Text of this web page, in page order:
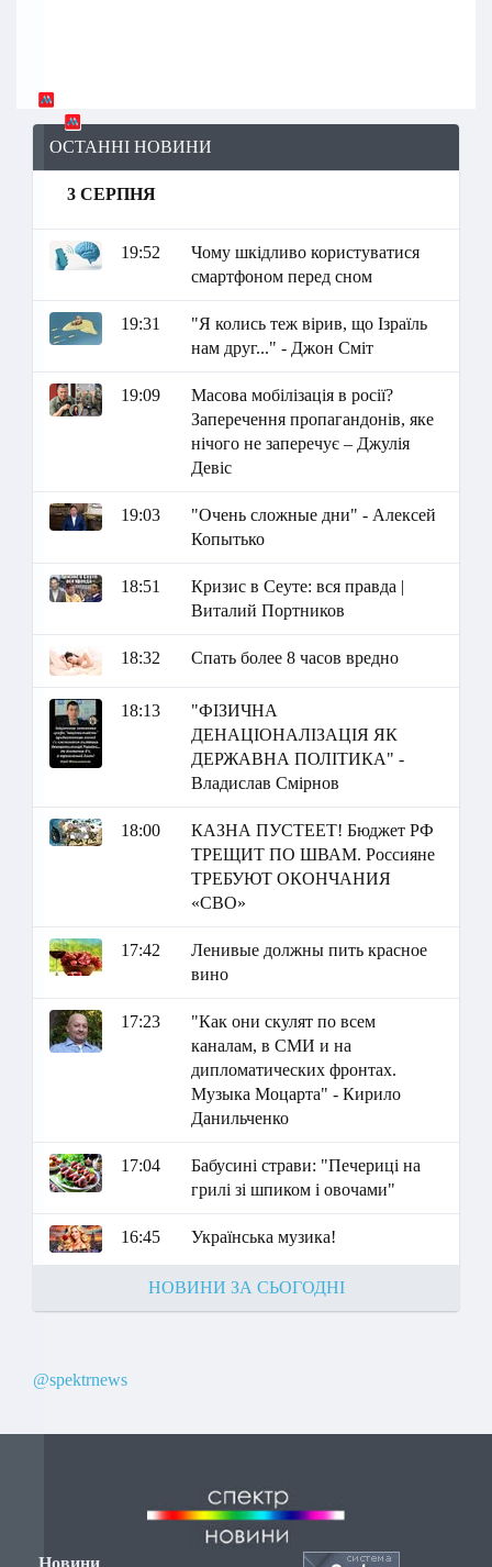
ОСТАННІ НОВИНИ
3 СЕРПНЯ
19:52
Чому шкідливо користуватися
смартфоном перед сном
19:31
"Я колись теж вірив, що Ізраїль
нам друг..." - Джон Сміт
19:09
Масова мобілізація в росії?
Заперечення пропагандонів, яке
нічого не заперечує – Джулія
Девіс
19:03
"Очень сложные дни" - Алексей
Копытько
18:51
Кризис в Сеуте: вся правда |
Виталий Портников
18:32 Спать более 8 часов вредно
18:13
"ФІЗИЧНА
ДЕНАЦІОНАЛІЗАЦІЯ ЯК
ДЕРЖАВНА ПОЛІТИКА" -
Владислав Смірнов
18:00
КАЗНА ПУСТЕЕТ! Бюджет РФ
ТРЕЩИТ ПО ШВАМ. Россияне
ТРЕБУЮТ ОКОНЧАНИЯ
«СВО»
17:42
Ленивые должны пить красное
вино
17:23
"Как они скулят по всем
каналам, в СМИ и на
дипломатических фронтах.
Музыка Моцарта" - Кирило
Данильченко
17:04
Бабусині страви: "Печериці на
грилі зі шпиком і овочами"
16:45 Українська музика!
НОВИНИ ЗА СЬОГОДНІ
@spektrnews
Новини